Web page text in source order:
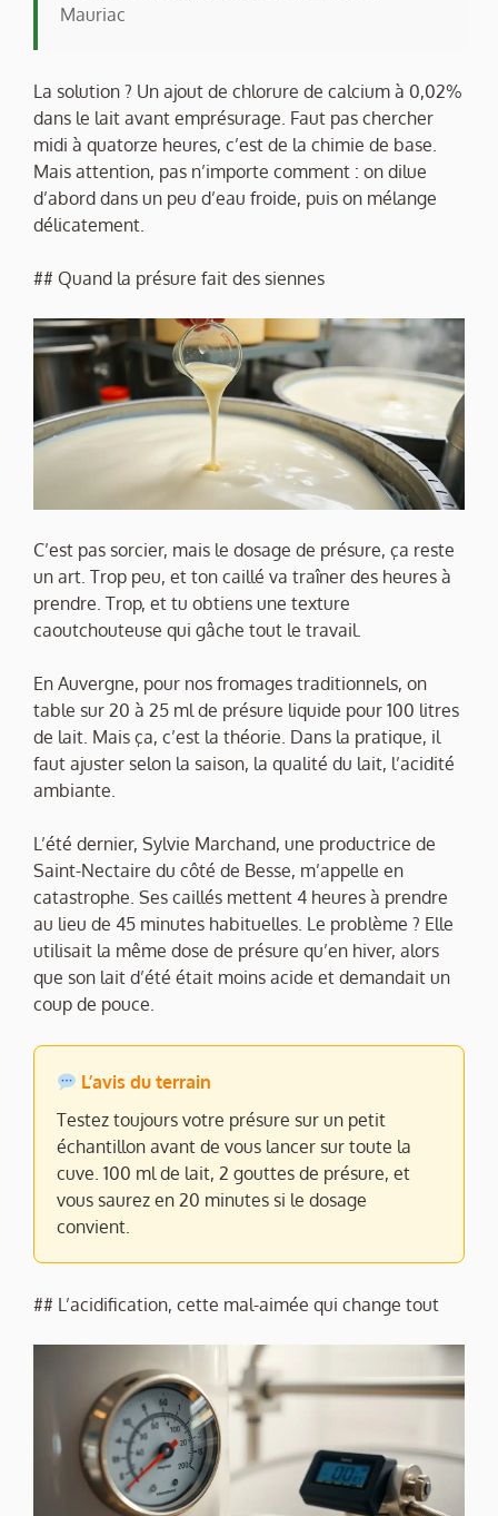
Mauriac
La solution ? Un ajout de chlorure de calcium à 0,02%
dans le lait avant emprésurage. Faut pas chercher
midi à quatorze heures, c’est de la chimie de base.
Mais attention, pas n’importe comment : on dilue
d’abord dans un peu d’eau froide, puis on mélange
délicatement.
## Quand la présure fait des siennes
C’est pas sorcier, mais le dosage de présure, ça reste
un art. Trop peu, et ton caillé va traîner des heures à
prendre. Trop, et tu obtiens une texture
caoutchouteuse qui gâche tout le travail.
En Auvergne, pour nos fromages traditionnels, on
table sur 20 à 25 ml de présure liquide pour 100 litres
de lait. Mais ça, c’est la théorie. Dans la pratique, il
faut ajuster selon la saison, la qualité du lait, l’acidité
ambiante.
L’été dernier, Sylvie Marchand, une productrice de
Saint-Nectaire du côté de Besse, m’appelle en
catastrophe. Ses caillés mettent 4 heures à prendre
au lieu de 45 minutes habituelles. Le problème ? Elle
utilisait la même dose de présure qu’en hiver, alors
que son lait d’été était moins acide et demandait un
coup de pouce.
L’avis du terrain
Testez toujours votre présure sur un petit
échantillon avant de vous lancer sur toute la
cuve. 100 ml de lait, 2 gouttes de présure, et
vous saurez en 20 minutes si le dosage
convient.
## L’acidification, cette mal-aimée qui change tout